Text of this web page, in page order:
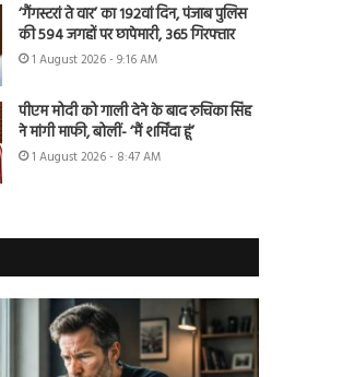
‘गैंगस्टरां ते वार’ का 192वां दिन, पंजाब पुलिस
की 594 जगहों पर छापेमारी, 365 गिरफ्तार
1 August 2026 - 9:16 AM
पीएम मोदी को गाली देने के बाद रुचिका सिंह
ने मांगी माफी, बोलीं- ‘मैं शर्मिंदा हूं’
1 August 2026 - 8:47 AM